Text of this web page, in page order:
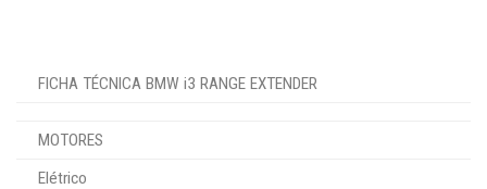
FICHA TÉCNICA BMW i3 RANGE EXTENDER
MOTORES
Elétrico